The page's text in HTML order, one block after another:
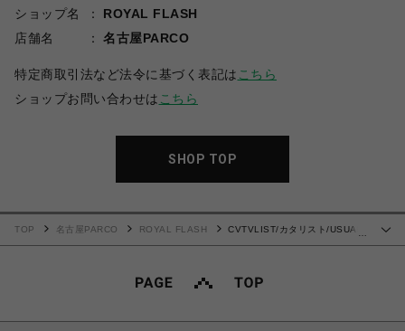
ショップ名
ROYAL FLASH
店舗名
名古屋PARCO
特定商取引法など法令に基づく表記は こちら
ショップお問い合わせは こちら
SHOP TOP
…
TOP 名古屋PARCO ROYAL FLASH
CVTVLIST/カタリスト/USUAL